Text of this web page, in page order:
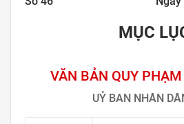
MỤC
VĂN BẢN QUY
UỶ BAN NHÂN